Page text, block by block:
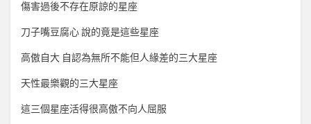
傷害過後不存在原諒的星座
刀子嘴豆腐心 說的竟是這些星座
高傲自大 自認為無所不能但人緣差的三大星座
天性最樂觀的三大星座
這三個星座活得很高傲不向人屈服